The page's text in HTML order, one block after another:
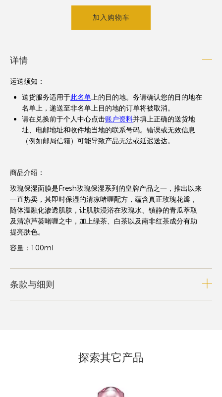
加入购物车
详情
运送须知 ：
送货服务适用于此名单上的目的地。务请确认您的目的地在
名单上，递送至非名单上目的地的订单将被取消。
请在兑换前于个人中心点击账户资料并填上正确的送货地
址、电邮地址和收件地当地的联系号码。错误或无效信息
（例如邮局信箱）可能导致产品无法或延迟送达。
商品介绍：
玫瑰保湿面膜是Fresh玫瑰保湿系列的皇牌产品之一，推出以来
一直热卖，其即时保湿的清凉啫喱配方，蕴含真正玫瑰花瓣，
随体温融化渗透肌肤，让肌肤浸浴在玫瑰水、镇静的青瓜萃取
及清凉芦荟啫喱之中，加上绿茶、白茶以及南非红茶成分有助
提亮肤色。
容量：100ml
条款与细则
探索其它产品